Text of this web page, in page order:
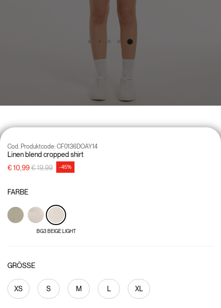
Linen blend cropped shirt
Cod. Produktcode: CF0136DOAY14
€ 10,99Preisreduzierung von
€ 19,99auf-45%
FARBE
BG3 BEIGE LIGHT
GRÖSSE
XS S M L XL